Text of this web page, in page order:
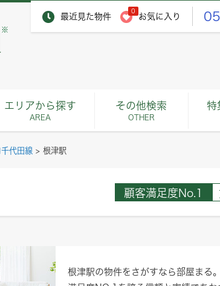
最近見た物件
0
お気に入り
※
エリアから探す
AREA
その他検索
OTHER
特
代田線 > 根津駅
顧客満足度No.1
根津駅の物件をさがすなら部屋まる